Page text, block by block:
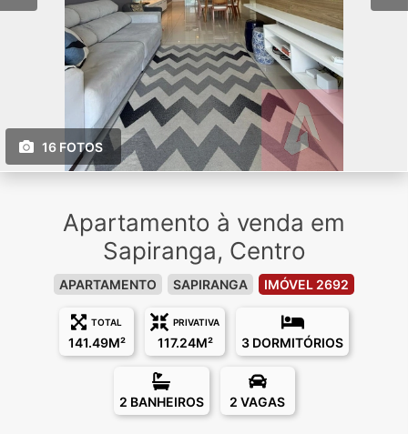
16 FOTOS
Apartamento à venda em
Sapiranga, Centro
APARTAMENTO SAPIRANGA IMÓVEL 2692
TOTAL
141.49M²
PRIVATIVA
117.24M² 3 DORMITÓRIOS
2 BANHEIROS 2 VAGAS